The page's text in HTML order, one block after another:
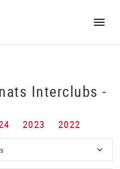
Toggle
Interclubs -
2023 2022